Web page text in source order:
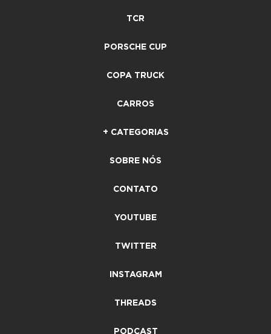
TCR
PORSCHE CUP
COPA TRUCK
CARROS
+ CATEGORIAS
SOBRE NÓS
CONTATO
YOUTUBE
TWITTER
INSTAGRAM
THREADS
PODCAST